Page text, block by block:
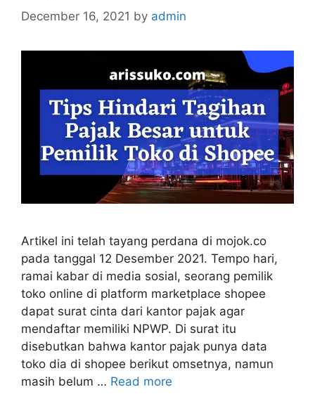
December 16, 2021 by admin
Artikel ini telah tayang perdana di mojok.co
pada tanggal 12 Desember 2021. Tempo hari,
ramai kabar di media sosial, seorang pemilik
toko online di platform marketplace shopee
dapat surat cinta dari kantor pajak agar
mendaftar memiliki NPWP. Di surat itu
disebutkan bahwa kantor pajak punya data
toko dia di shopee berikut omsetnya, namun
masih belum … Read more